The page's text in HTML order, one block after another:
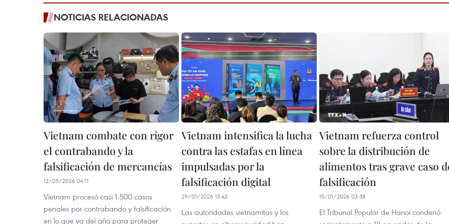
NOTICIAS RELACIONADAS
Vietnam combate con rigor
el contrabando y la
falsificación de mercancías
12/05/2026 04:11
Vietnam procesó casi 1.500 casos
penales por contrabando y falsificación
en lo que va del año para proteger
Vietnam intensifica la lucha
contra las estafas en línea
impulsadas por la
falsificación digital
29/01/2026 13:43
Las autoridades vietnamitas y los
Vietnam refuerza control
sobre la distribución de
alimentos tras grave caso
falsificación
15/01/2026 03:38
El Tribunal Popular de Hanoi condenó